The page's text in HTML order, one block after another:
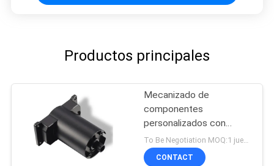
Productos principales
Mecanizado de
componentes
personalizados con
soplado de arena
CONTACT